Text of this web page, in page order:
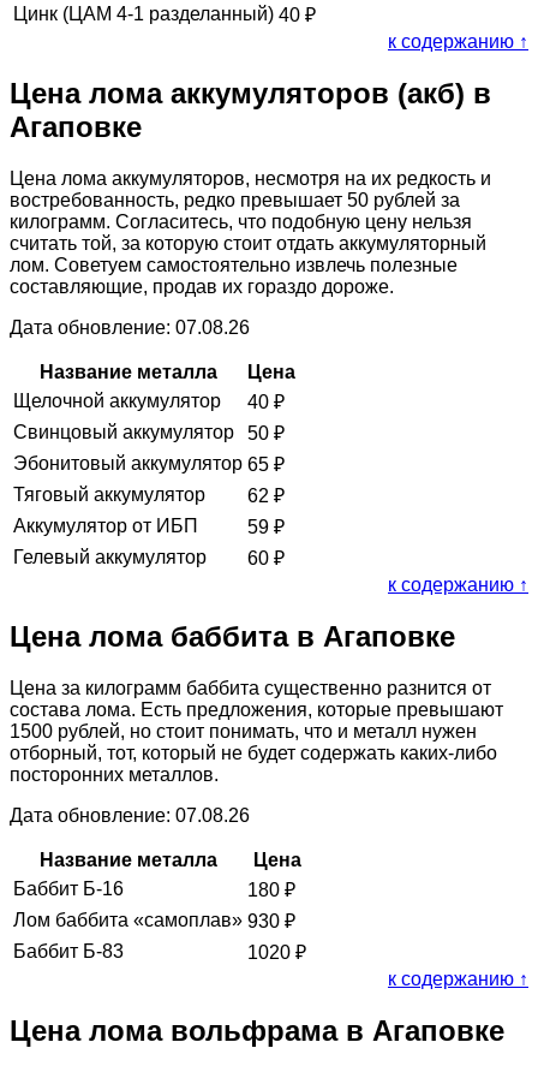
Цинк (ЦАМ 4-1 разделанный) 40 ₽
к содержанию ↑
Цена лома аккумуляторов (акб) в
Агаповке
Цена лома аккумуляторов, несмотря на их редкость и
востребованность, редко превышает 50 рублей за
килограмм. Согласитесь, что подобную цену нельзя
считать той, за которую стоит отдать аккумуляторный
лом. Советуем самостоятельно извлечь полезные
составляющие, продав их гораздо дороже.
Дата обновление: 07.08.26
Название металла
Цена
Щелочной аккумулятор
40 ₽
Свинцовый аккумулятор
50 ₽
Эбонитовый аккумулятор 65 ₽
Тяговый аккумулятор
62 ₽
Аккумулятор от ИБП
59 ₽
Гелевый аккумулятор
60 ₽
к содержанию ↑
Цена лома баббита в Агаповке
Цена за килограмм баббита существенно разнится от
состава лома. Есть предложения, которые превышают
1500 рублей, но стоит понимать, что и металл нужен
отборный, тот, который не будет содержать каких-либо
посторонних металлов.
Дата обновление: 07.08.26
Название металла
Цена
Баббит Б-16
180 ₽
Лом баббита «самоплав» 930 ₽
Баббит Б-83
1020 ₽
к содержанию ↑
Цена лома вольфрама в Агаповке